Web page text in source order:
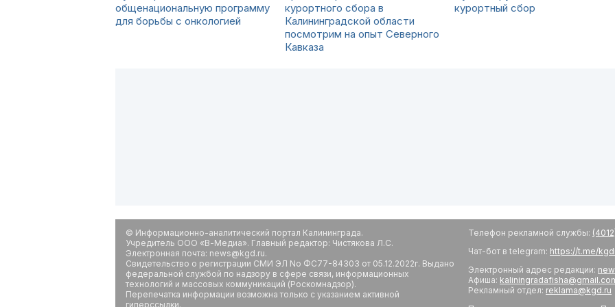
общенациональную программу
для борьбы с онкологией
курортного сбора в
Калининградской области
посмотрим на опыт Северного
Кавказа
курортный сбор
© Информационно-аналитический портал Калининграда.
Учредитель ООО «В-Медиа». Главный редактор: Чистякова Л.С.
Электронная почта: news@kgd.ru.
Свидетельство о регистрации СМИ ЭЛ No ФС77-84303 от 05.12.2022г. Выдано
федеральной службой по надзору в сфере связи, информационных
технологий и массовых коммуникаций (Роскомнадзор).
Перепечатка информации возможна только с указанием активной
гиперссылки.
Телефон рекламной службы:
Чат-бот в telegram: https://t.me/
Электронный адрес редакции:
Афиша:
Рекламный отдел: reklama@kgd.ru